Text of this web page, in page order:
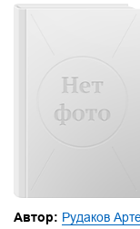
Автор: Рудаков